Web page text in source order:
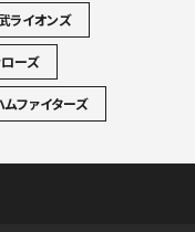
ライオンズ
ローズ
ファイターズ